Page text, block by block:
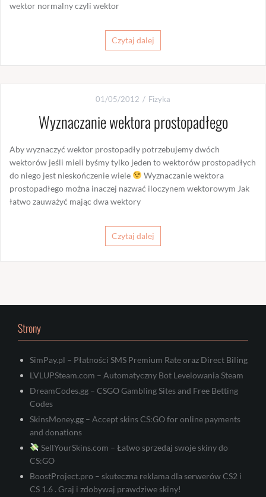
wektor normalny czyli wektor
Czytaj dalej
01/05/2012 Fizyka
Wyznaczanie wektora prostopadłego
Aby wyznaczyć wektor prostopadły potrzebujemy dwóch
wektorów jeśli mieli byśmy tylko jeden to wektorów prostopadłych
do niego jest nieskończenie wiele
Wyznaczanie wektora
prostopadłego można inaczej nazwać iloczynem wektorowym Jak
łatwo zauważyć mając dwa wektory
Czytaj dalej
Strony
SimPay.pl – Płatności SMS Premium Rate oraz Direct Biling
LVLUPSteam.com – Automatyczny Bot Levelowania Steam
DreamCodes.gg – CSGO Gambling Sites and Free Betting
Codes
SkinsMoney.gg – Accept skins CS:GO for online payments
and donations
SellYourSkins.com – Łatwo sprzedaj swoje skiny do
CS:GO
BoostProject.pro – skuteczna reklama dla serwerów CS2 i
CS 1.6 . Graj i zdobywaj prawdziwe skiny!